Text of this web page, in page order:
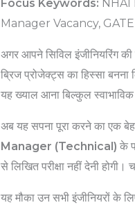
Focus Keywords:
Manager Vacancy,
अगर आपने सिविल इंजीनियरिंग
ब्रिज प्रोजेक्ट्स का हिस्सा
यह ख्याल आना बिल्कुल स्वाभाविक
अब यह सपना पूरा करने का एक
Manager (Technical) के
से लिखित परीक्षा नहीं देनी होगी।
यह मौका उन सभी इंजीनियरों के